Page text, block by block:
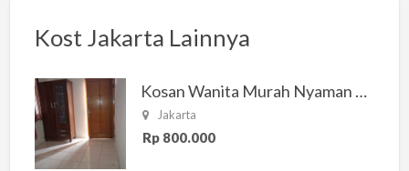
Kost Jakarta Lainnya
Kosan Wanita Murah Nyaman di Jakarta Selatan
Jakarta
Rp 800.000